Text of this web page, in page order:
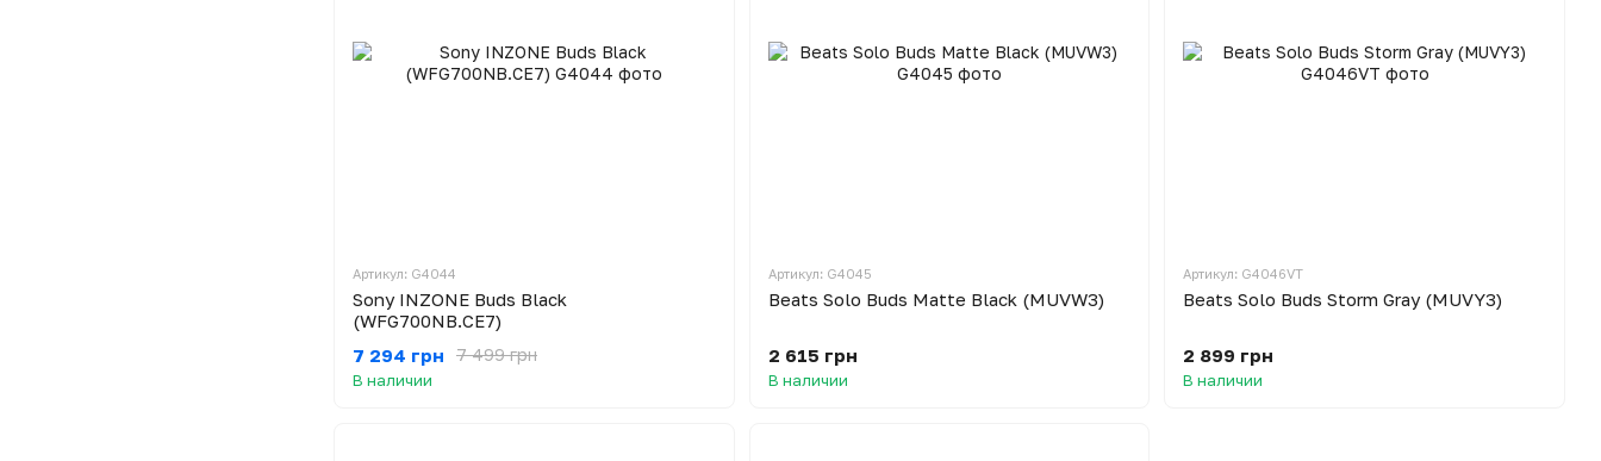
Артикул: G4044
Sony INZONE Buds Black
(WFG700NB.CE7)
7 499 грн
7 294 грн
В наличии
Артикул: G4045
Beats Solo Buds Matte Black (MUVW3)
2 615 грн
В наличии
Артикул: G4046VT
Beats Solo Buds Storm Gray (MUVY3)
2 899 грн
В наличии